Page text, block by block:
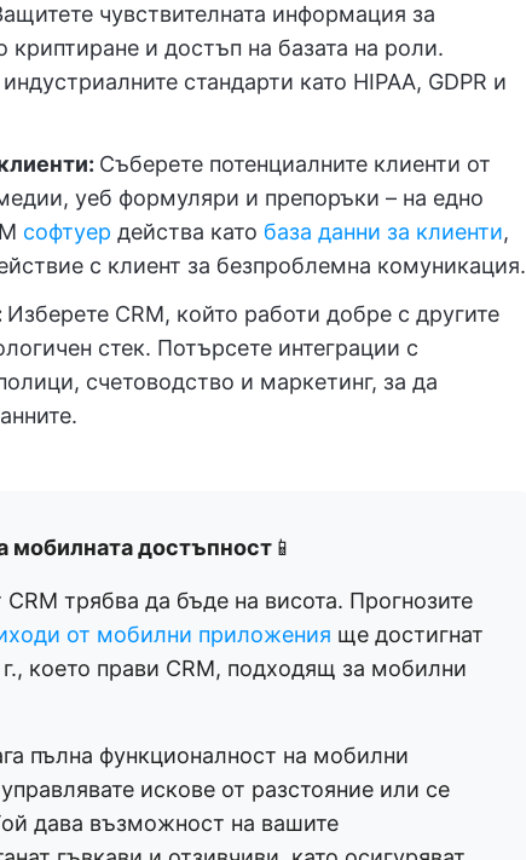
чувствителната информация за
криптиране и достъп на базата на роли.
стандарти като HIPAA, GDPR и
Съберете потенциалните клиенти от
уеб формуляри и препоръки – на едно
софтуер действа като база данни за клиенти,
с клиент за безпроблемна комуникация.
Изберете CRM, който работи добре с другите
стек. Потърсете интеграции с
счетоводство и маркетинг, за да
мобилната достъпност 📱
трябва да бъде на висота. Прогнозите
от мобилни приложения ще достигнат
което прави CRM, подходящ за мобилни
пълна функционалност на мобилни
искове от разстояние или се
дава възможност на вашите